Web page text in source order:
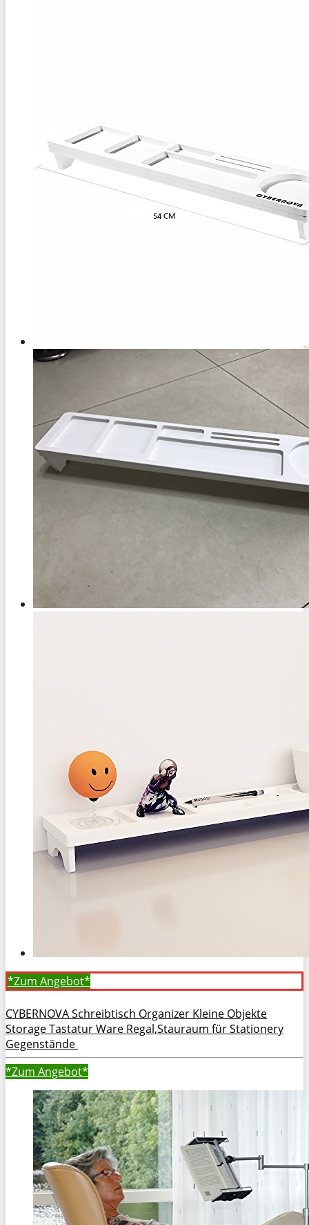
*Zum Angebot*
CYBERNOVA Schreibtisch Organizer Kleine Objekte
Storage Tastatur Ware Regal,Stauraum für Stationery
Gegenstände
*Zum Angebot*